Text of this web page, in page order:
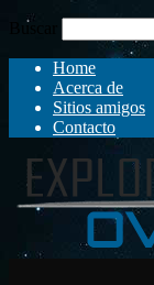
Buscar
Home
Acerca de
Sitios amigos
Contacto